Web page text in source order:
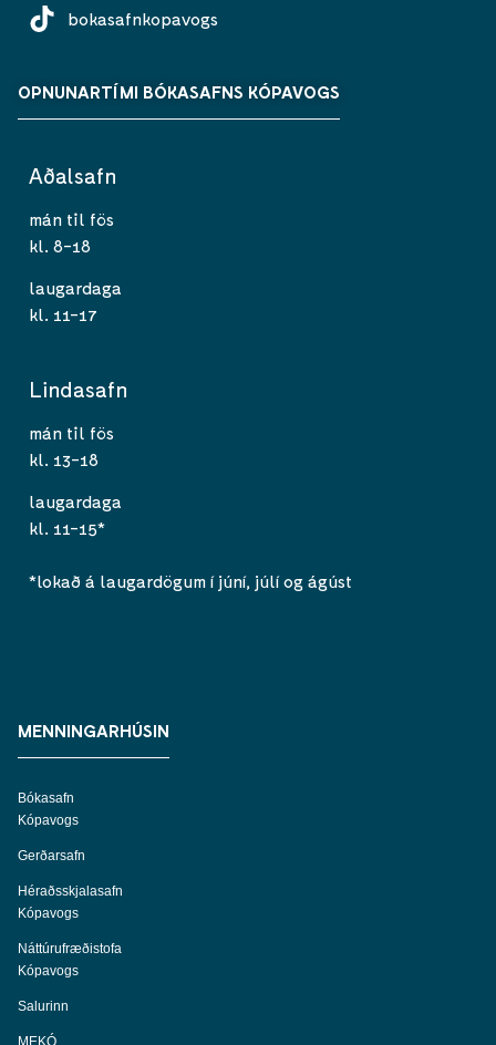
bokasafnkopavogs
OPNUNARTÍMI BÓKASAFNS KÓPAVOGS
Aðalsafn
mán til fös
kl. 8-18
laugardaga
kl. 11-17
Lindasafn
mán til fös
kl. 13-18
laugardaga
kl. 11-15*
*lokað á laugardögum í júní, júlí og ágúst
MENNINGARHÚSIN
Bókasafn
Kópavogs
Gerðarsafn
Héraðsskjalasafn
Kópavogs
Náttúrufræðistofa
Kópavogs
Salurinn
MEKÓ